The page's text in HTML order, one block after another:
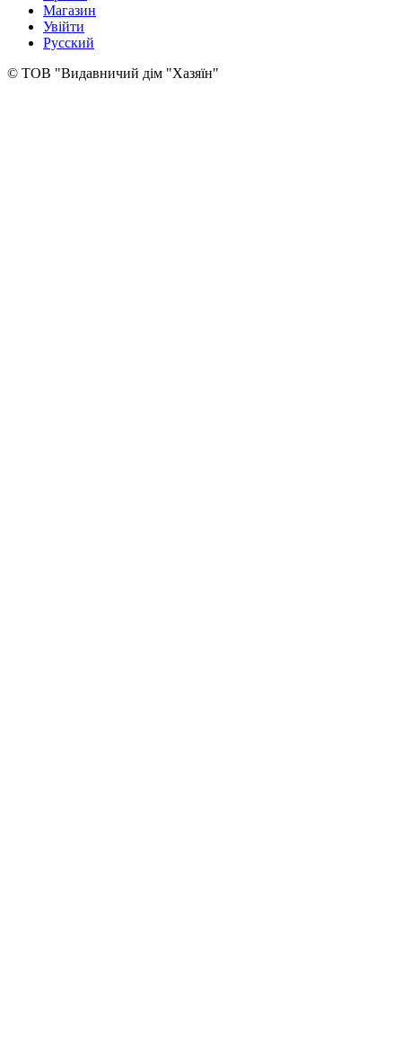
Магазин
Увійти
Русский
© ТОВ "Видавничий дім "Хазяїн"